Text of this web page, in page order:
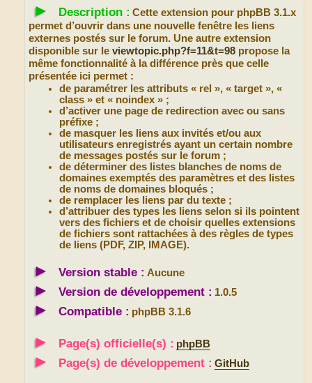
► Description : Cette extension pour phpBB 3.1.x
permet d’ouvrir dans une nouvelle fenêtre les liens
externes postés sur le forum. Une autre extension
disponible sur le viewtopic.php?f=11&t=98 propose la
même fonctionnalité à la différence près que celle
présentée ici permet :
de paramétrer les attributs « rel », « target », «
class » et « noindex » ;
d’activer une page de redirection avec ou sans
préfixe ;
de masquer les liens aux invités et/ou aux
utilisateurs enregistrés ayant un certain nombre
de messages postés sur le forum ;
de déterminer des listes blanches de noms de
domaines exemptés des paramètres et des listes
de noms de domaines bloqués ;
de remplacer les liens par du texte ;
d’attribuer des types les liens selon si ils pointent
vers des fichiers et de choisir quelles extensions
de fichiers sont rattachées à des règles de types
de liens (PDF, ZIP, IMAGE).
► Version stable : Aucune
► Version de développement : 1.0.5
► Compatible : phpBB 3.1.6
► Page(s) officielle(s) : phpBB
► Page(s) de développement : GitHub